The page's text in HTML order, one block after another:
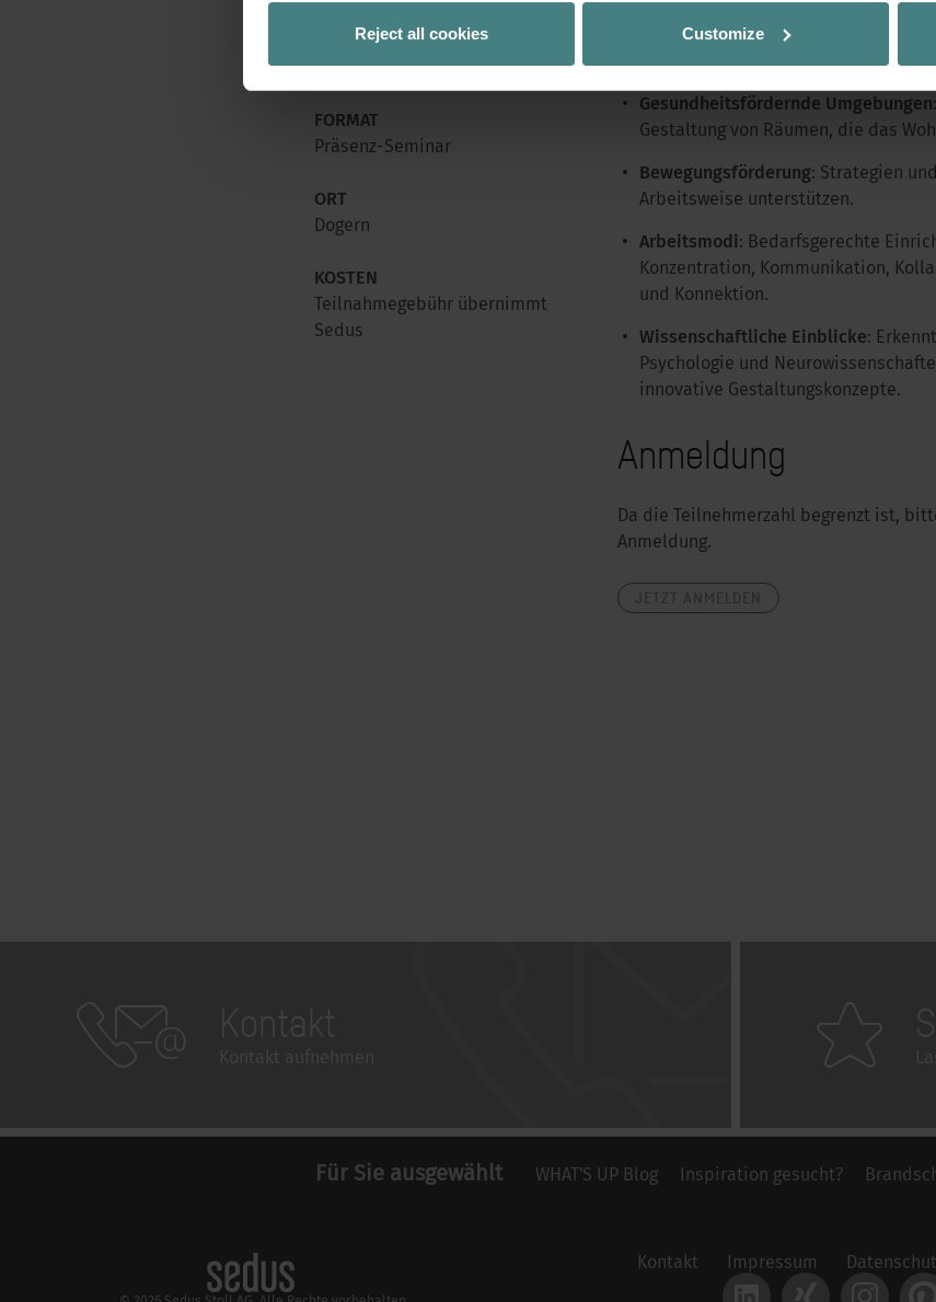
Reject all cookies Customize
SPRACHE
deutsch
FORMAT
Präsenz-Seminar
ORT
Dogern
KOSTEN
Teilnahmegebühr übernimmt
Sedus
Ergonomische Grundlagen
Was
Produkte aus, und wie erkennt und
Gesundheitsfördernde Umgebungen:
Gestaltung von Räumen, die das
Bewegungsförderung: Strategien
Arbeitsweise unterstützen.
Arbeitsmodi: Bedarfsgerechte
Konzentration, Kommunikation,
und Konnektion.
Wissenschaftliche Einblicke:
Psychologie und
innovative Gestaltungskonzepte.
Anmeldung
Da die Teilnehmerzahl begrenzt ist,
Anmeldung.
Für Sie ausgewählt WHAT'S UP Blog Inspiration gesucht?
Kontakt Impressum